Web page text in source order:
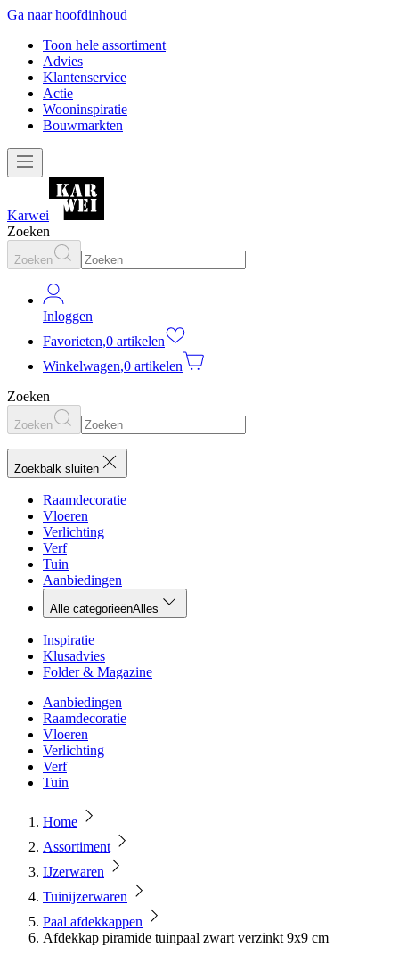
Ga naar hoofdinhoud
Toon hele assortiment
Advies
Klantenservice
Actie
Wooninspiratie
Bouwmarkten
Karwei
Zoeken
Zoeken
Inloggen
Favorieten,0 artikelen
Winkelwagen,0 artikelen
Zoeken
Zoeken
Zoekbalk sluiten
Raamdecoratie
Vloeren
Verlichting
Verf
Tuin
Aanbiedingen
Alle categorieënAlles
Inspiratie
Klusadvies
Folder & Magazine
Aanbiedingen
Raamdecoratie
Vloeren
Verlichting
Verf
Tuin
Home
Assortiment
IJzerwaren
Tuinijzerwaren
Paal afdekkappen
Afdekkap piramide tuinpaal zwart verzinkt 9x9 cm